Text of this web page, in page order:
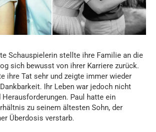
Schauspielerin stellte ihre Familie an die
sich bewusst von ihrer Karriere zurück.
ihre Tat sehr und zeigte immer wieder
Ihr Leben war jedoch nicht
Herausforderungen. Paul hatte ein
zu seinem ältesten Sohn, der
Überdosis verstarb.